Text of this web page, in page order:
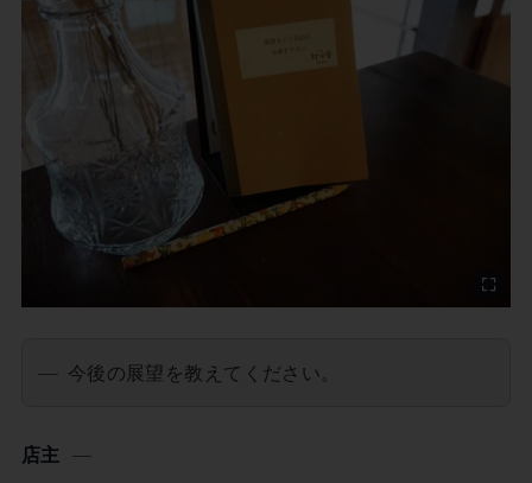
今後の展望を教えてください。
店主